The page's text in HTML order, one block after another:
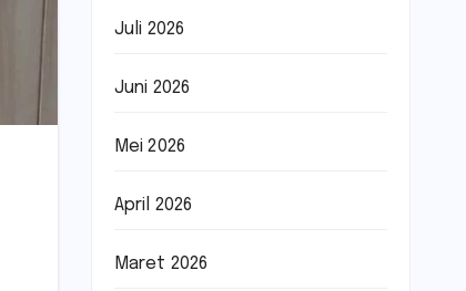
Juli 2026
Juni 2026
Mei 2026
April 2026
Maret 2026